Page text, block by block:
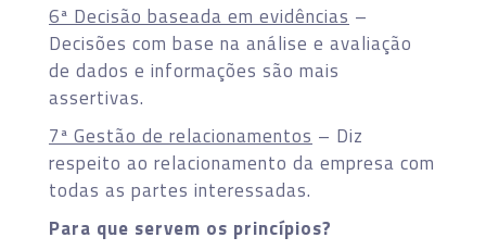
6ª Decisão baseada em evidências –
Decisões com base na análise e avaliação
de dados e informações são mais
assertivas.
7ª Gestão de relacionamentos – Diz
respeito ao relacionamento da empresa com
todas as partes interessadas.
Para que servem os princípios?